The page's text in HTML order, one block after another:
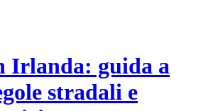
Irlanda: guida a
stradali e